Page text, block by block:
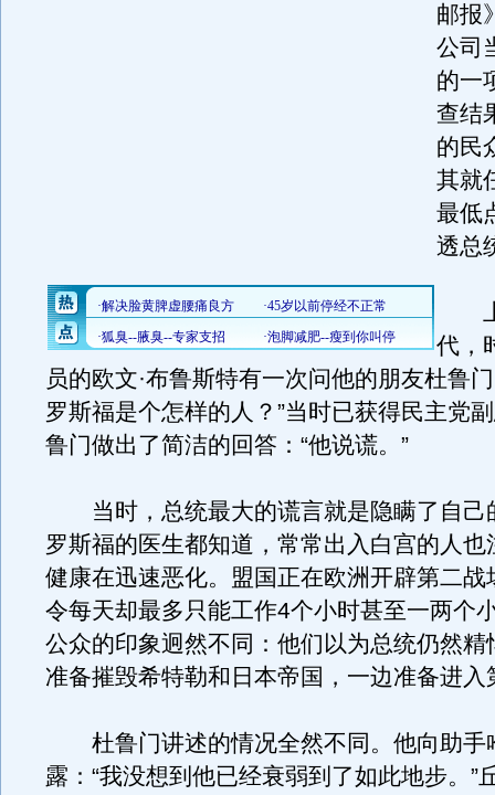
邮报
公司
的一
查结
的民
其就
最低
透总
上
代，
员的欧文·布鲁斯特有一次问他的朋友杜鲁
罗斯福是个怎样的人？”当时已获得民主党
鲁门做出了简洁的回答：“他说谎。”
当时，总统最大的谎言就是隐瞒了自己
罗斯福的医生都知道，常常出入白宫的人也
健康在迅速恶化。盟国正在欧洲开辟第二战
令每天却最多只能工作4个小时甚至一两个
公众的印象迥然不同：他们以为总统仍然精
准备摧毁希特勒和日本帝国，一边准备进入
杜鲁门讲述的情况全然不同。他向助手
露：“我没想到他已经衰弱到了如此地步。”